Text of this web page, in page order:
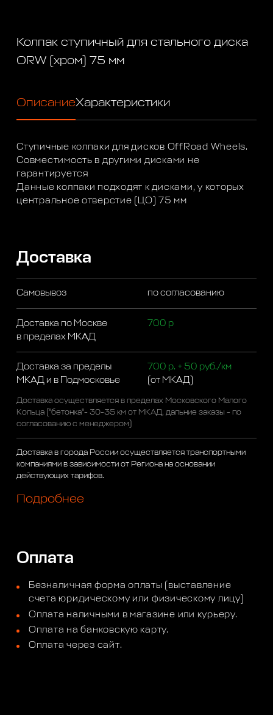
Колпак ступичный для стального диска
ORW (хром) 75 мм
ОписаниеХарактеристики
Ступичные колпаки для дисков OffRoad Wheels.
Совместимость в другими дисками не
гарантируется
Данные колпаки подходят к дисками, у которых
центральное отверстие (ЦО) 75 мм
Доставка
Самовывоз по согласованию
Доставка по Москве
в пределах МКАД
700 р
Доставка за пределы
МКАД и в Подмосковье
700 р. + 50 руб./км
(от МКАД)
Доставка осуществляется в пределах Московского Малого
Кольца ("бетонка"- 30-35 км от МКАД, дальние заказы - по
согласованию с менеджером)
Доставка в города России осуществляется транспортными
компаниями в зависимости от Региона на основании
действующих тарифов.
Подробнее
Оплата
Безналичная форма оплаты (выставление
счета юридическому или физическому лицу)
Оплата наличными в магазине или курьеру.
Оплата на банковскую карту.
Оплата через сайт.